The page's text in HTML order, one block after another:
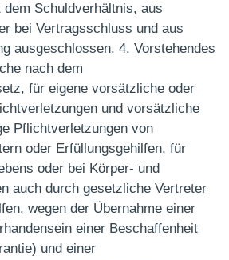
dem Schuldverhältnis, aus
bei Vertragsschluss und aus
ausgeschlossen. 4. Vorstehendes
nach dem
für eigene vorsätzliche oder
und vorsätzliche
Pflichtverletzungen von
oder Erfüllungsgehilfen, für
oder bei Körper- und
auch durch gesetzliche Vertreter
wegen der Übernahme einer
einer Beschaffenheit
und einer